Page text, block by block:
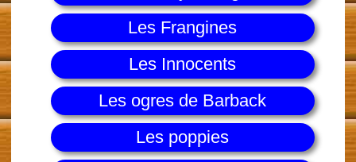
Les Frangines
Les Innocents
Les ogres de Barback
Les poppies